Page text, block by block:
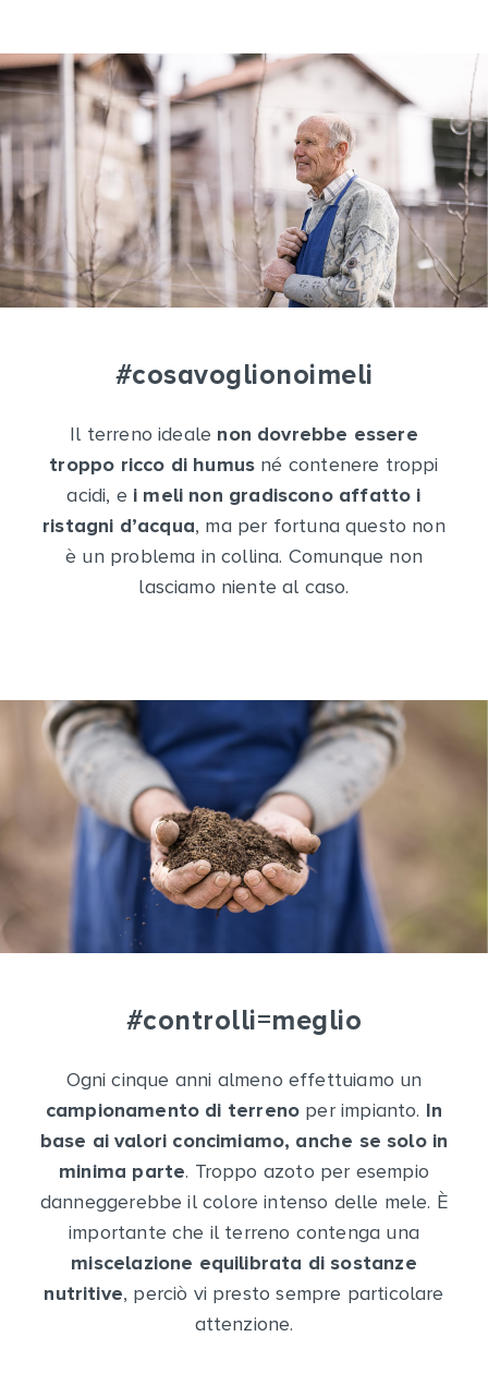
#cosavoglionoimeli
Il terreno ideale non dovrebbe essere
troppo ricco di humus né contenere troppi
acidi, e i meli non gradiscono affatto i
ristagni d’acqua, ma per fortuna questo non
è un problema in collina. Comunque non
lasciamo niente al caso.
#controlli=meglio
Ogni cinque anni almeno effettuiamo un
campionamento di terreno per impianto. In
base ai valori concimiamo, anche se solo in
minima parte. Troppo azoto per esempio
danneggerebbe il colore intenso delle mele. È
importante che il terreno contenga una
miscelazione equilibrata di sostanze
nutritive, perciò vi presto sempre particolare
attenzione.